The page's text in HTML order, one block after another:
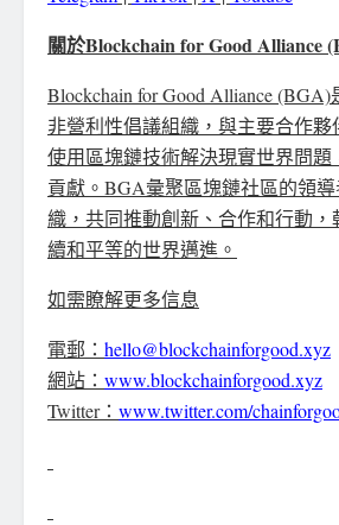
關於Blockchain for Good Alliance
Blockchain for Good Alliance
非營利性倡議組織，與主要合作
使用區塊鏈技術解決現實世界問題
貢獻。BGA彙聚區塊鏈社區的領
織，共同推動創新、合作和行動
續和平等的世界邁進。
如需瞭解更多信息
電郵： hello@blockchainforgood.xyz
網站： www.blockchainforgood.xyz
Twitter： www.twitter.com/